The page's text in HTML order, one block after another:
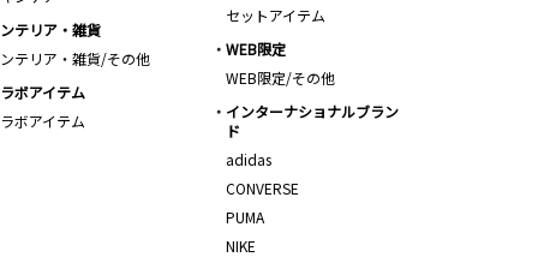
セットアイテム
テリア・雑貨
テリア・雑貨/その他
WEB限定
WEB限定/その他
ボアイテム
ボアイテム
インターナショナルブラン
ド
adidas
CONVERSE
PUMA
NIKE